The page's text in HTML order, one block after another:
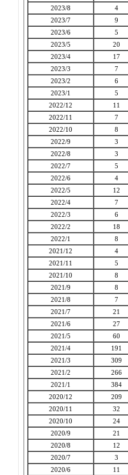
2023/8
4
2023/7
9
2023/6
5
2023/5
20
2023/4
17
2023/3
7
2023/2
6
2023/1
5
2022/12
11
2022/11
7
2022/10
8
2022/9
3
2022/8
3
2022/7
5
2022/6
4
2022/5
12
2022/4
7
2022/3
6
2022/2
18
2022/1
8
2021/12
4
2021/11
5
2021/10
8
2021/9
8
2021/8
7
2021/7
21
2021/6
27
2021/5
60
2021/4
191
2021/3
309
2021/2
266
2021/1
384
2020/12
209
2020/11
32
2020/10
24
2020/9
21
2020/8
12
2020/7
3
2020/6
11